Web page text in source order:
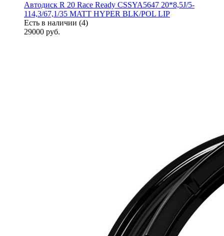
Автодиск R 20 Race Ready CSSYA5647 20*8,5J/5-
114,3/67,1/35 MATT HYPER BLK/POL LIP
Есть в наличии (4)
29000 руб.